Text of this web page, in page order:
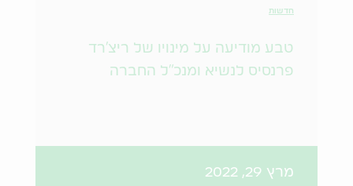
חדשות
טבע מודיעה על מינויו של ריצ'רד
פרנסיס לנשיא ומנכ"ל החברה
מרץ 29, 2022